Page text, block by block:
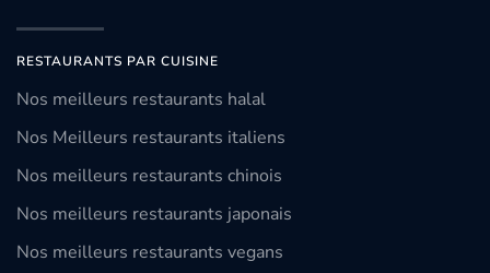
RESTAURANTS PAR CUISINE
Nos meilleurs restaurants halal
Nos Meilleurs restaurants italiens
Nos meilleurs restaurants chinois
Nos meilleurs restaurants japonais
Nos meilleurs restaurants vegans